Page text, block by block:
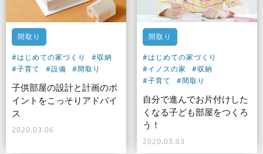
間取り
#はじめての家づくり
#収納
#子育て
#設備 #間取り
子供部屋の設計と計画のポ
イントをこっそりアドバイ
ス
2020.03.06
間取り
#はじめての家づくり
#イノスの家
#収納
#子育て
#間取り
自分で進んでお片付けした
くなる子ども部屋をつくろ
う！
2020.03.03